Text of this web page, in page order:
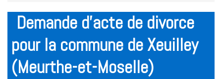
Demande d'acte de divorce
pour la commune de Xeuilley
(Meurthe-et-Moselle)